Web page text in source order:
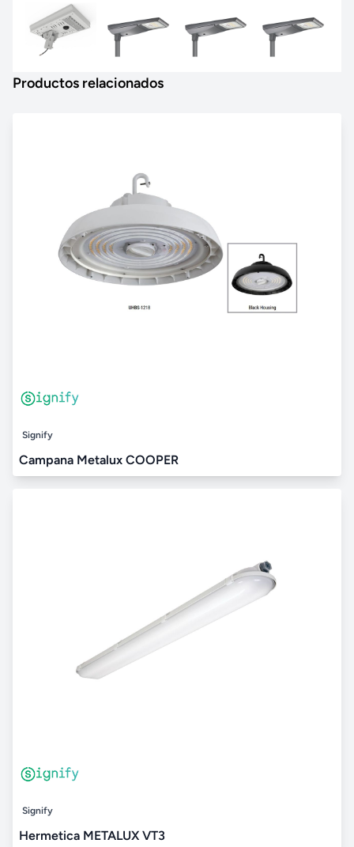
Productos relacionados
Signify
Campana Metalux COOPER
Signify
Hermetica METALUX VT3